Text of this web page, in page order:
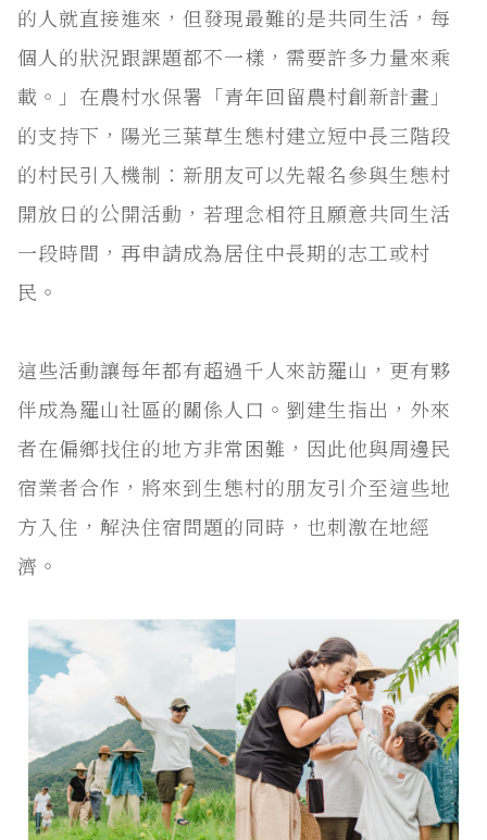
的人就直接進來，但發現最難的是共同生活，每
個人的狀況跟課題都不一樣，需要許多力量來乘
載。」在農村水保署「青年回留農村創新計畫」
的支持下，陽光三葉草生態村建立短中長三階段
的村民引入機制：新朋友可以先報名參與生態村
開放日的公開活動，若理念相符且願意共同生活
一段時間，再申請成為居住中長期的志工或村
民。
這些活動讓每年都有超過千人來訪羅山，更有夥
伴成為羅山社區的關係人口。劉建生指出，外來
者在偏鄉找住的地方非常困難，因此他與周邊民
宿業者合作，將來到生態村的朋友引介至這些地
方入住，解決住宿問題的同時，也刺激在地經
濟。